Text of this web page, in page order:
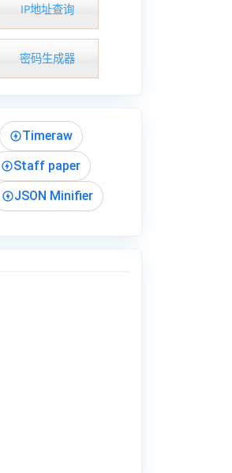
IP地址查询
密码生成器
Timeraw
Staff paper
JSON Minifier